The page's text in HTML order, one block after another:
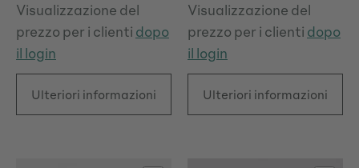
Visualizzazione del
prezzo per i clienti dopo
il login
Ulteriori informazioni
Visualizzazione del
prezzo per i clienti dopo
il login
Ulteriori informazioni